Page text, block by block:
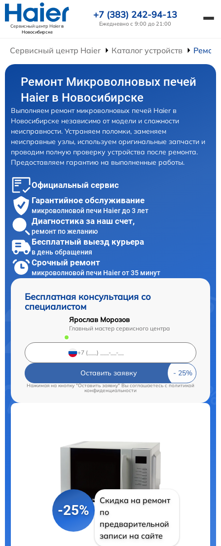
Сервисный центр Haierв
Новосибирске
+7 (383) 242-94-13
Ежедневно с 9:00 до 21:00
Сервисный центр Haier Каталог устройств
Ремонт Микроволновых печей
Haier в Новосибирске
Выполняем ремонт микроволновых печей Haier в
Новосибирске независимо от модели и сложности
неисправности. Устраняем поломки, заменяем
неисправные узлы, используем оригинальные запчасти и
проводим полную проверку устройства после ремонта.
Предоставляем гарантию на выполненные работы.
Официальный сервис
Гарантийное обслуживание
микроволновой печи Haier до 3 лет
Диагностика за наш счет,
ремонт по желанию
Бесплатный выезд курьера
в день обращения
Срочный ремонт
микроволновой печи Haier от 35 минут
Бесплатная консультация со
специалистом
Ярослав Морозов
Главный мастер сервисного центра
Оставить заявку
Нажимая на кнопку "Оставить заявку" Вы соглашаетесь cполитикой
конфиденциальности
-25%
Скидка на ремонт
по
предварительной
записи на сайте